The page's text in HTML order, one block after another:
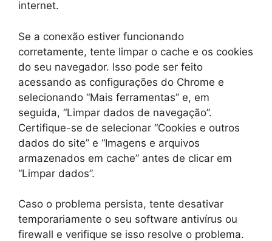
internet.
Se a conexão estiver funcionando
corretamente, tente limpar o cache e os cookies
do seu navegador. Isso pode ser feito
acessando as configurações do Chrome e
selecionando “Mais ferramentas” e, em
seguida, “Limpar dados de navegação”.
Certifique-se de selecionar “Cookies e outros
dados do site” e “Imagens e arquivos
armazenados em cache” antes de clicar em
“Limpar dados”.
Caso o problema persista, tente desativar
temporariamente o seu software antivírus ou
firewall e verifique se isso resolve o problema.